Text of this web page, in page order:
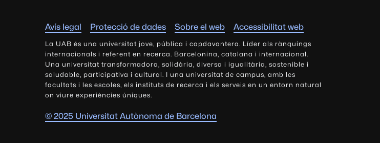
s
i
t
a
t
A
u
t
ò
Avís legal Protecció de dades Sobre el web Accessibilitat web
La UAB és una universitat jove, pública i capdavantera. Líder als rànquings
internacionals i referent en recerca. Barcelonina, catalana i internacional.
Una universitat transformadora, solidària, diversa i igualitària, sostenible i
saludable, participativa i cultural. I una universitat de campus, amb les
facultats i les escoles, els instituts de recerca i els serveis en un entorn natural
on viure experiències úniques.
© 2025 Universitat Autònoma de Barcelona